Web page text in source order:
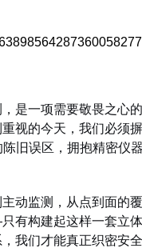
是一项需要敬畏之心
视的今天，我们必须
陈旧误区，拥抱精密仪
动监测，从点到面的
有构建起这样一套立
我们才能真正织密安